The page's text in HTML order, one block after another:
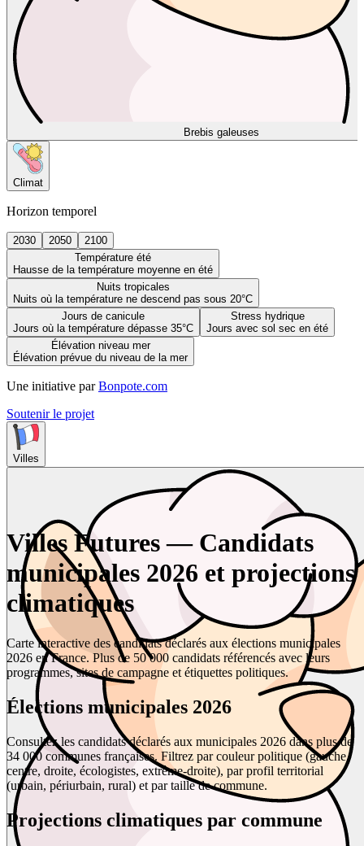
Brebis galeuses
Climat
Horizon temporel
2030 2050
2100
Température été
Hausse de la température moyenne en été
Nuits tropicales
Nuits où la température ne descend pas sous 20°C
Jours de canicule
Jours où la température dépasse 35°C
Stress hydrique
Jours avec sol sec en été
Élévation niveau mer
Élévation prévue du niveau de la mer
Une initiative par Bonpote.com
Soutenir le projet
Villes
Villes Futures — Candidats
municipales 2026 et projections
climatiques
Carte interactive des candidats déclarés aux élections municipales
2026 en France. Plus de 50 000 candidats référencés avec leurs
programmes, sites de campagne et étiquettes politiques.
Élections municipales 2026
Consultez les candidats déclarés aux municipales 2026 dans plus de
34 000 communes françaises. Filtrez par couleur politique (gauche,
centre, droite, écologistes, extrême-droite), par profil territorial
(urbain, périurbain, rural) et par taille de commune.
Projections climatiques par commune